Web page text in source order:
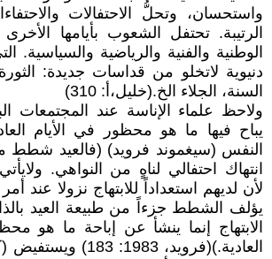
واستحسان، وتحلُّ الاحتفالات
الرتيبة. تحتفل الشعوب بأيامها الأخرى
الوطنية والفنية والرياضية والسياسية.
دنيوية لاتخلو من قداسات جديدة:
السنة، الجلاء الخ.(خليل،أ: 310)
ولاحظ علماء الإناسة عند المجتمعات
يباح فيها ما هو محظور في الأيام
النفس (سيغموند فرويد) (فالعيد شطط
انتهاك احتفالي لناهٍ من النواهي.
لأن لديهم استعداداً للابتهاج نزولا عند
يؤلف الشطط جزءاً من طبيعة العيد
الابتهاج إنما ينشأ عن إباحة ما هو
العادية.)(فرويد،